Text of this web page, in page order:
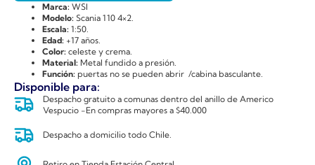
Marca: WSI
Modelo: Scania 110 4×2.
Escala: 1:50.
Edad: +17 años.
Color: celeste y crema.
Material: Metal fundido a presión.
Función: puertas no se pueden abrir /cabina basculante.
Disponible para:
Despacho gratuito a comunas dentro del anillo de Americo
Vespucio -En compras mayores a $40.000
Despacho a domicilio todo Chile.